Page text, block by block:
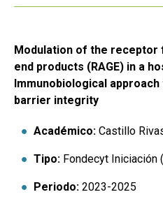
Modulation of the receptor
end products (RAGE) in a
Immunobiological
barrier integrity
Académico: Castillo
Tipo: Fondecyt Iniciación
Periodo: 2023-2025